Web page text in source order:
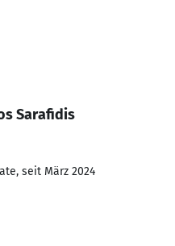
Sarafidis
seit März 2024